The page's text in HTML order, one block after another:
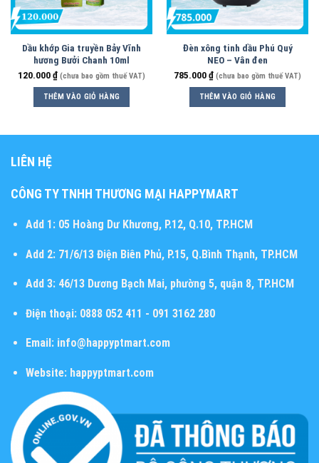
Dầu khớp Gia truyền Bảy Vĩnh
hương Bưởi Chanh 10ml
120.000₫ (chưa bao gồm thuế VAT)
THÊM VÀO GIỎ HÀNG
Đèn xông tinh dầu Phú Quý
NEO – Vân đen
785.000₫ (chưa bao gồm thuế VAT)
THÊM VÀO GIỎ HÀNG
LIÊN HỆ
CÔNG TY TNHH THƯƠNG MẠI HAPPYMART
Add 1:05 Hoàng Dư Khương, P.12, Q.10, TP.HCM
Add 2:71/6/13 Điện Biên Phủ, P.15, Q.Bình Thạnh, TP.HCM
Add 3:46/13 Dương Bạch Mai, phường 5, quận 8, TP.HCM
Điện thoại:0888 052 411 - 091 3162 280
Email:info@happyptmart.com
Website: happyptmart.com